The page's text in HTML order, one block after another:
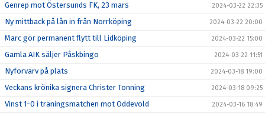
Genrep mot Östersunds FK, 23 mars 2024-03-22 22:35
Ny mittback på lån in från Norrköping 2024-03-22 20:00
Marc gör permanent flytt till Lidköping 2024-03-22 15:00
Gamla AIK säljer Påskbingo 2024-03-22 11:51
Nyförvärv på plats 2024-03-18 19:00
Veckans krönika signera Christer Tonning 2024-03-18 09:25
Vinst 1-0 i träningsmatchen mot Oddevold 2024-03-16 18:49